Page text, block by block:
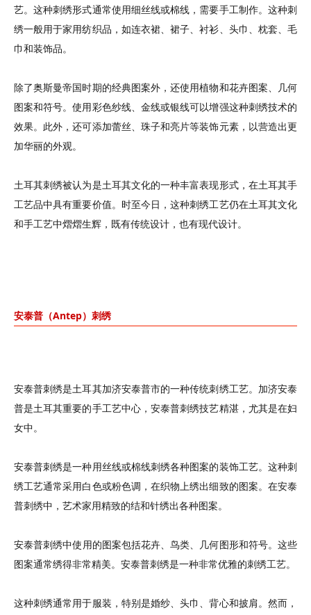
艺。这种刺绣形式通常使用细丝线或棉线，需要手工制作。这种刺
绣一般用于家用纺织品，如连衣裙、裙子、衬衫、头巾、枕套、毛
巾和装饰品。
除了奥斯曼帝国时期的经典图案外，还使用植物和花卉图案、几何
图案和符号。使用彩色纱线、金线或银线可以增强这种刺绣技术的
效果。此外，还可添加蕾丝、珠子和亮片等装饰元素，以营造出更
加华丽的外观。
土耳其刺绣被认为是土耳其文化的一种丰富表现形式，在土耳其手
工艺品中具有重要价值。时至今日，这种刺绣工艺仍在土耳其文化
和手工艺中熠熠生辉，既有传统设计，也有现代设计。
安泰普（Antep） 刺绣
安泰普刺绣是土耳其加济安泰普市的一种传统刺绣工艺。加济安泰
普是土耳其重要的手工艺中心， 安泰普刺绣技艺精湛，尤其是在妇
女中。
安泰普刺绣是一种用丝线或棉线刺绣各种图案的装饰工艺。这种刺
绣工艺通常采用白色或粉色调，在织物上绣出细致的图案。在安泰
普刺绣中，艺术家用精致的结和针绣出各种图案。
安泰普刺绣中使用的图案包括花卉、鸟类、几何图形和符号。这些
图案通常绣得非常精美。 安泰普刺绣是一种非常优雅的刺绣工艺。
这种刺绣通常用于服装，特别是婚纱、头巾、背心和披肩。然而，